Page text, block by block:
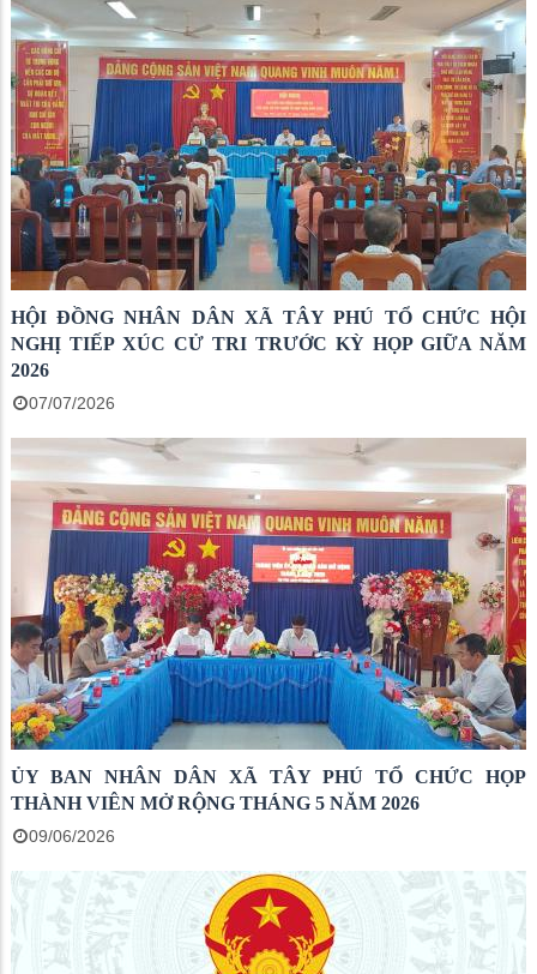
HỘI ĐỒNG NHÂN DÂN XÃ TÂY PHÚ TỔ CHỨC HỘI
NGHỊ TIẾP XÚC CỬ TRI TRƯỚC KỲ HỌP GIỮA NĂM
2026
07/07/2026
ỦY BAN NHÂN DÂN XÃ TÂY PHÚ TỔ CHỨC HỌP
THÀNH VIÊN MỞ RỘNG THÁNG 5 NĂM 2026
09/06/2026